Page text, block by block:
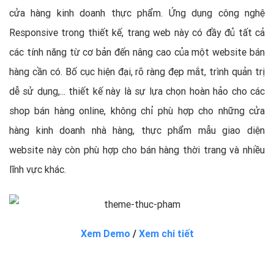
cửa hàng kinh doanh thực phẩm. Ứng dụng công nghệ
Responsive trong thiết kế, trang web này có đầy đủ tất cả
các tính năng từ cơ bản đến nâng cao của một website bán
hàng cần có. Bố cục hiện đại, rõ ràng đẹp mắt, trình quản trị
dễ sử dụng,... thiết kế này là sự lựa chọn hoàn hảo cho các
shop bán hàng online, không chỉ phù hợp cho những cửa
hàng kinh doanh nhà hàng, thực phẩm mẫu giao diện
website này còn phù hợp cho bán hàng thời trang và nhiều
lĩnh vực khác.
Xem Demo / Xem chi tiết